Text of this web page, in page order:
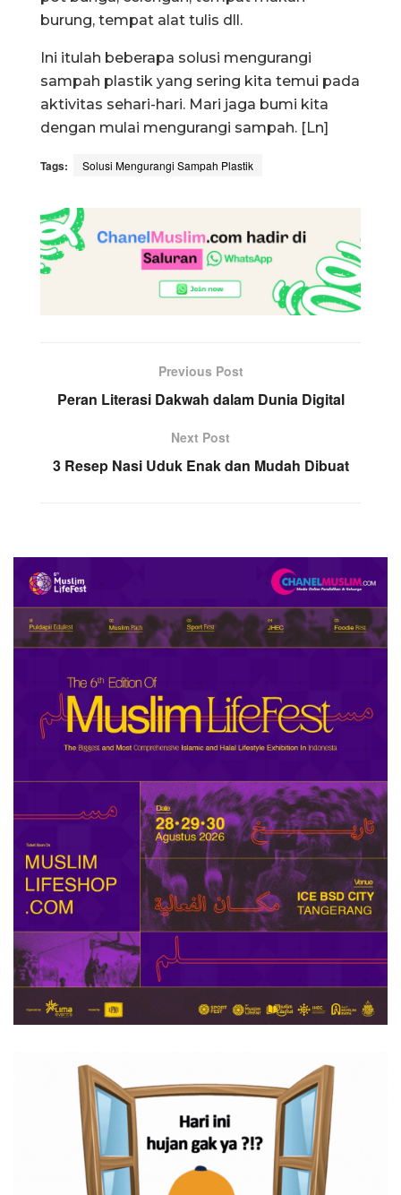
burung, tempat alat tulis dll.
Ini itulah beberapa solusi mengurangi
sampah plastik yang sering kita temui pada
aktivitas sehari-hari. Mari jaga bumi kita
dengan mulai mengurangi sampah. [Ln]
Tags: Solusi Mengurangi Sampah Plastik
Previous Post
Peran Literasi Dakwah dalam Dunia Digital
Next Post
3 Resep Nasi Uduk Enak dan Mudah Dibuat